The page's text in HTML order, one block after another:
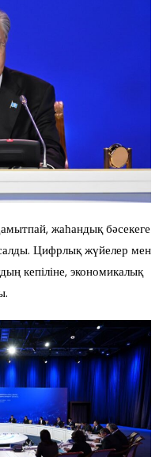
жаһандық бәсекеге
Цифрлық жүйелер мен
кепіліне, экономикалық